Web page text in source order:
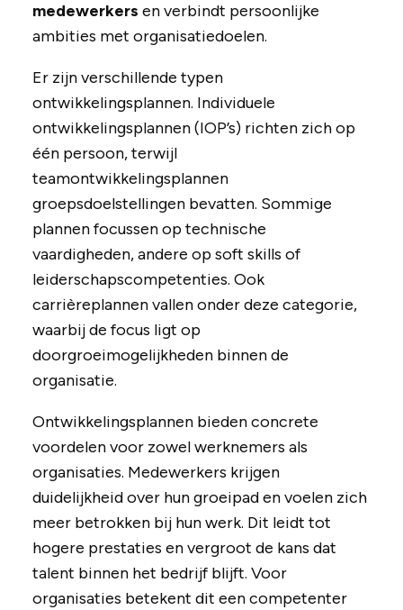
medewerkers en verbindt persoonlijke
ambities met organisatiedoelen.
Er zijn verschillende typen
ontwikkelingsplannen. Individuele
ontwikkelingsplannen (IOP’s) richten zich op
één persoon, terwijl
teamontwikkelingsplannen
groepsdoelstellingen bevatten. Sommige
plannen focussen op technische
vaardigheden, andere op soft skills of
leiderschapscompetenties. Ook
carrièreplannen vallen onder deze categorie,
waarbij de focus ligt op
doorgroeimogelijkheden binnen de
organisatie.
Ontwikkelingsplannen bieden concrete
voordelen voor zowel werknemers als
organisaties. Medewerkers krijgen
duidelijkheid over hun groeipad en voelen zich
meer betrokken bij hun werk. Dit leidt tot
hogere prestaties en vergroot de kans dat
talent binnen het bedrijf blijft. Voor
organisaties betekent dit een competenter